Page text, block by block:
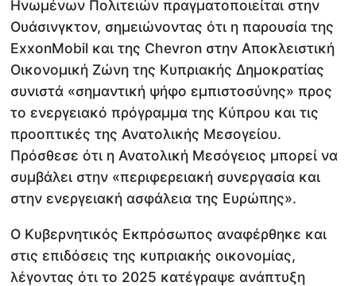
Ηνωμένων Πολιτειών πραγματοποιείται στην
Ουάσινγκτον, σημειώνοντας ότι η παρουσία της
ExxonMobil και της Chevron στην Αποκλειστική
Οικονομική Ζώνη της Κυπριακής Δημοκρατίας
συνιστά «σημαντική ψήφο εμπιστοσύνης» προς
το ενεργειακό πρόγραμμα της Κύπρου και τις
προοπτικές της Ανατολικής Μεσογείου.
Πρόσθεσε ότι η Ανατολική Μεσόγειος μπορεί να
συμβάλει στην «περιφερειακή συνεργασία και
στην ενεργειακή ασφάλεια της Ευρώπης».
Ο Κυβερνητικός Εκπρόσωπος αναφέρθηκε και
στις επιδόσεις της κυπριακής οικονομίας,
λέγοντας ότι το 2025 κατέγραψε ανάπτυξη